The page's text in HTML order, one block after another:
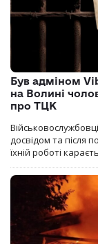
Був адміном
на Волині
про ТЦК
досвідом та після
їхній роботі